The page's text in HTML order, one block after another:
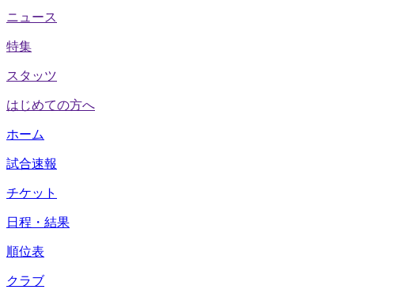
ニュース
特集
スタッツ
はじめての方へ
ホーム
試合速報
チケット
日程・結果
順位表
クラブ